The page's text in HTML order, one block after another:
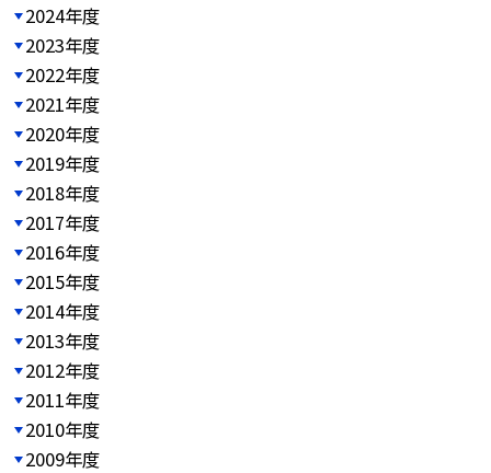
2024年度
2023年度
2022年度
2021年度
2020年度
2019年度
2018年度
2017年度
2016年度
2015年度
2014年度
2013年度
2012年度
2011年度
2010年度
2009年度